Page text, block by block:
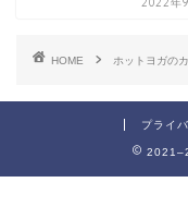
HOME ホットヨガの
プライ